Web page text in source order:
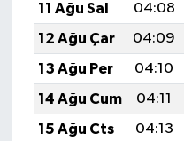
11 Ağu Sal
04:08
12 Ağu Çar
04:09
13 Ağu Per
04:10
14 Ağu Cum
04:11
15 Ağu Cts
04:13